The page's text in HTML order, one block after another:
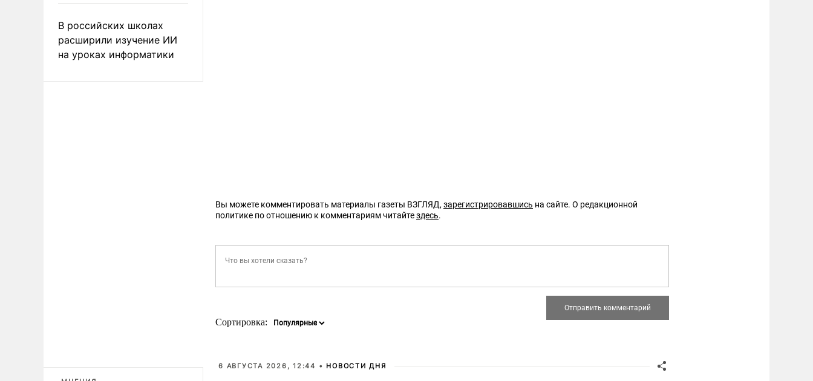
В российских школах
расширили изучение ИИ
на уроках информатики
Вы можете комментировать материалы газеты ВЗГЛЯД, зарегистрировавшись на сайте. О редакционной
политике по отношению к комментариям читайтездесь.
Сортировка:
6 АВГУСТА 2026, 12:44 • НОВОСТИ ДНЯ